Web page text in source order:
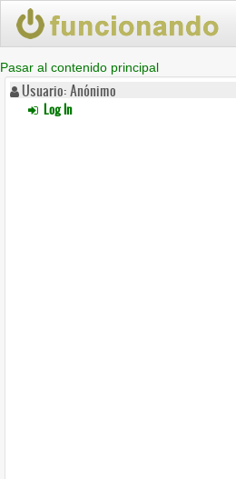
Pasar al contenido principal
Usuario: Anónimo
Log In